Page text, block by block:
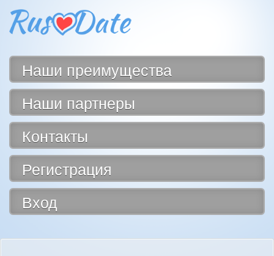
Наши преимущества
Наши партнеры
Контакты
Регистрация
Вход